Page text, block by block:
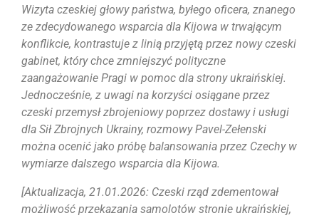
Wizyta czeskiej głowy państwa, byłego oficera, znanego
ze zdecydowanego wsparcia dla Kijowa w trwającym
konflikcie, kontrastuje z linią przyjętą przez nowy czeski
gabinet, który chce zmniejszyć polityczne
zaangażowanie Pragi w pomoc dla strony ukraińskiej.
Jednocześnie, z uwagi na korzyści osiągane przez
czeski przemysł zbrojeniowy poprzez dostawy i usługi
dla Sił Zbrojnych Ukrainy, rozmowy Pavel-Zełenski
można ocenić jako próbę balansowania przez Czechy w
wymiarze dalszego wsparcia dla Kijowa.
[Aktualizacja, 21.01.2026: Czeski rząd zdementował
możliwość przekazania samolotów stronie ukraińskiej,